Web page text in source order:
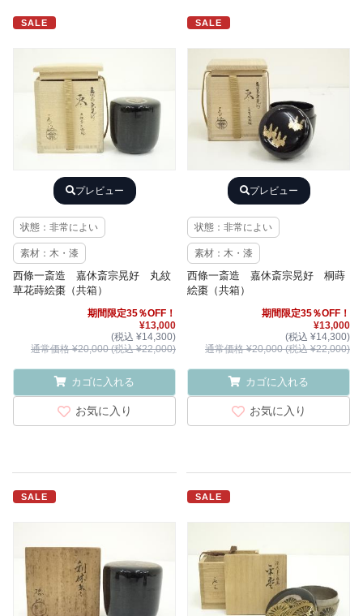
SALE
プレビュー
状態：非常によい
素材：木・漆
西條一斎造 嘉休斎宗晃好 丸紋
草花蒔絵棗（共箱）
期間限定35％OFF！
¥13,000
(税込 ¥14,300)
通常価格 ¥20,000 (税込 ¥22,000)
カゴに入れる
お気に入り
SALE
プレビュー
状態：非常によい
素材：木・漆
西條一斎造 嘉休斎宗晃好 桐蒔
絵棗（共箱）
期間限定35％OFF！
¥13,000
(税込 ¥14,300)
通常価格 ¥20,000 (税込 ¥22,000)
カゴに入れる
お気に入り
SALE SALE